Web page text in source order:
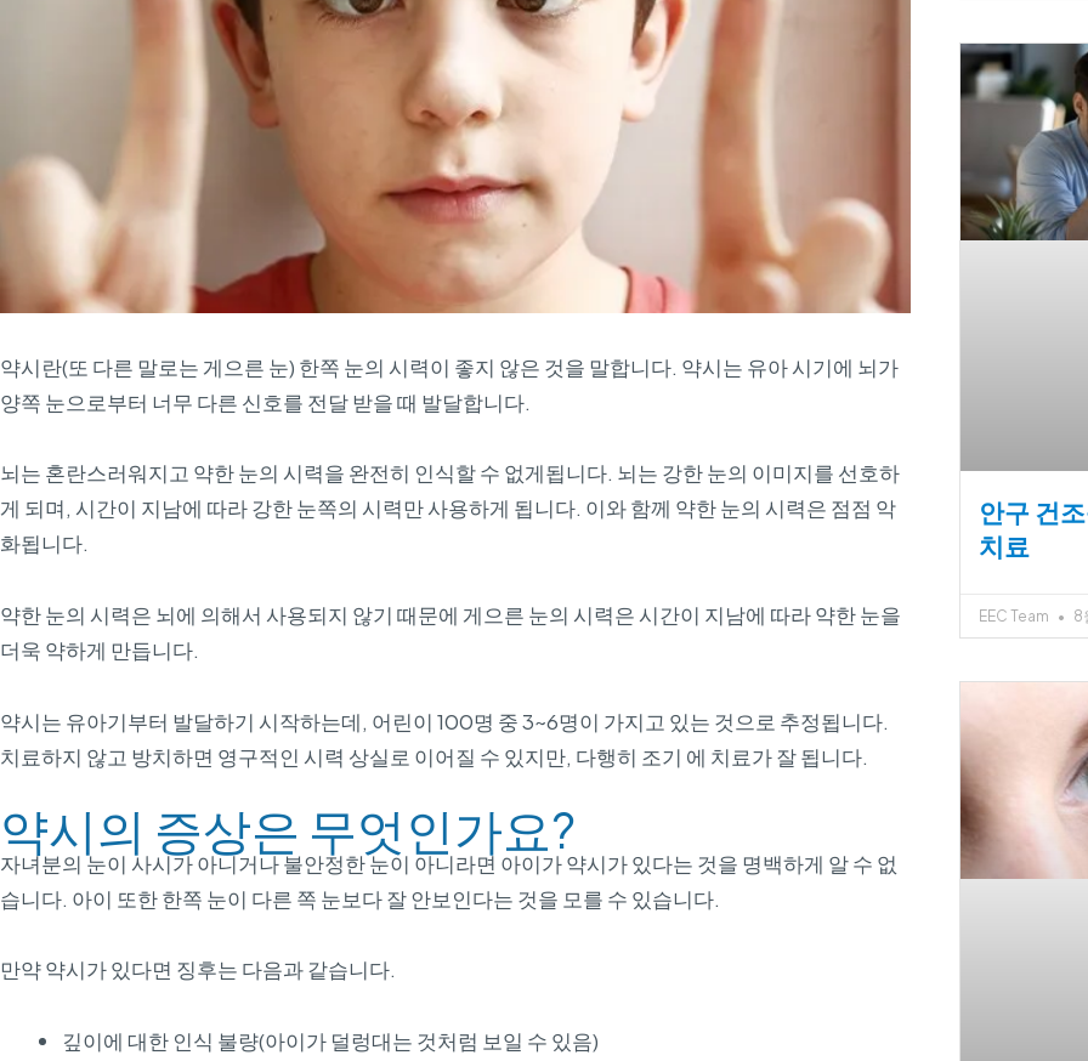
약시란(또 다른 말로는 게으른 눈) 한쪽 눈의 시력이 좋지 않은 것을 말합니다. 약시는 유아 시기에 뇌가
양쪽 눈으로부터 너무 다른 신호를 전달 받을 때 발달합니다.
뇌는 혼란스러워지고 약한 눈의 시력을 완전히 인식할 수 없게됩니다. 뇌는 강한 눈의 이미지를 선호하
게 되며, 시간이 지남에 따라 강한 눈쪽의 시력만 사용하게 됩니다. 이와 함께 약한 눈의 시력은 점점 악
화됩니다.
약한 눈의 시력은 뇌에 의해서 사용되지 않기 때문에 게으른 눈의 시력은 시간이 지남에 따라 약한 눈을
더욱 약하게 만듭니다.
약시는 유아기부터 발달하기 시작하는데, 어린이 100명 중 3~6명이 가지고 있는 것으로 추정됩니다.
치료하지 않고 방치하면 영구적인 시력 상실로 이어질 수 있지만, 다행히 조기 에 치료가 잘 됩니다.
약시의 증상은 무엇인가요?
자녀분의 눈이 사시가 아니거나 불안정한 눈이 아니라면 아이가 약시가 있다는 것을 명백하게 알 수 없
습니다. 아이 또한 한쪽 눈이 다른 쪽 눈보다 잘 안보인다는 것을 모를 수 있습니다.
만약 약시가 있다면 징후는 다음과 같습니다.
깊이에 대한 인식 불량(아이가 덜렁대는 것처럼 보일 수 있음)
안구 건
치료
EEC Team 8